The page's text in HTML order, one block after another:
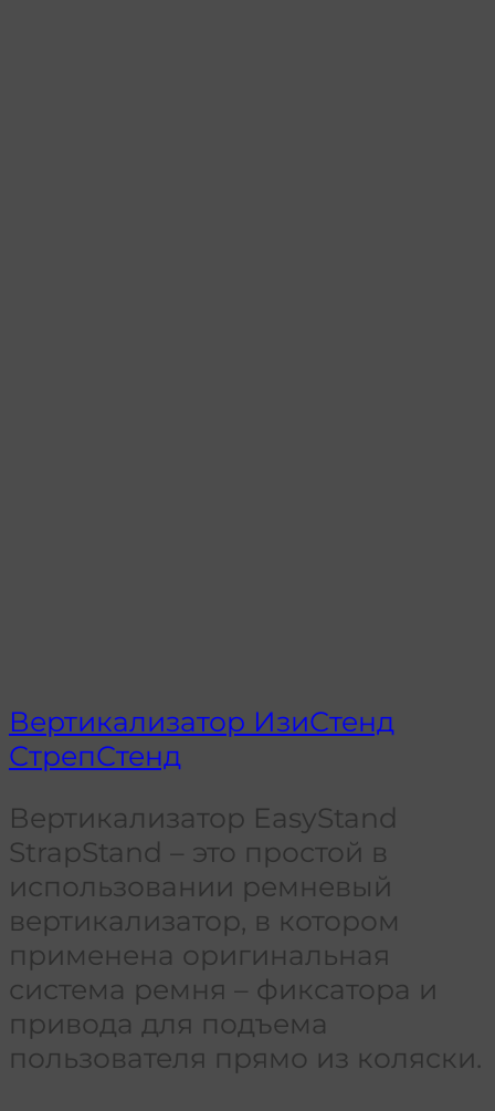
Вертикализатор ИзиСтенд
СтрепСтенд
Вертикализатор EasyStand
StrapStand – это простой в
использовании ремневый
вертикализатор, в котором
применена оригинальная
система ремня – фиксатора и
привода для подъема
пользователя прямо из коляски.